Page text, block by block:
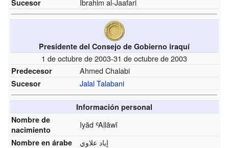
Sucesor
Presidente del Consejo de Gobierno iraquí
1 de octubre de 2003-31 de octubre de 2003
Predecesor Ahmed Chalabi
Sucesor Jalal Talabani
Información personal
Nombre de
nacimiento
Iyād ʿAllāwī
Nombre en árabe إياد علاوي